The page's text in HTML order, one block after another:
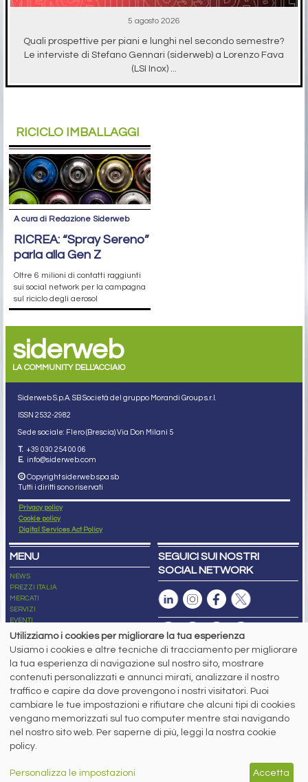
5 agosto 2026
Quali prospettive per piani e lunghi nel secondo semestre?
Le interviste di Stefano Gennari (siderweb) a Lorenzo Fava
(LSI Inox) ...
RICICLO IMBALLAGGI
A cura di Redazione Siderweb
RICREA: “Spray Sereno”
parla alla Gen Z
Oltre 6 milioni di contatti raggiunti
sui social network per la campagna
sul riciclo degli aerosol
siderweb
LA COMMUNITY DELL'ACCIAIO
Siderweb S.p.A. SB Società del gruppo Morandi Group s.r.l.
ISSN 2532-2982
Sede sociale: Flero (Brescia) Via Don Milani 5
T. +39 030 254 00 06
E. info@siderweb.com
Copyright siderweb spa sb
Tutti i diritti sono riservati
Privacy policy
Cookie policy
Digital Services Act Policy
MENU
NEWS
PREZZI ITALIA
MERCATI
SERVIZI
EVENTI
ABBONAMENTI
NEWSLETTER
SEGUICI SUI NOSTRI
SOCIAL NETWORK
Capitale Sociale: 190.000€ interamente versato
Registro delle Imprese di Brescia
Codice Fiscale e Partita I.V.A.:IT03562320170
R.E.A. n. 419331
www.siderweb.com: Autorizzazione del Tribunale di Brescia n. 11/2004 del 17
marzo 2004, Iscrizione al R.O.C. n. 26116.
Direttrice Responsabile:
Elisa Bonomelli
Stefano Gennari
Utilizziamo i cookies per migliorare la tua esperienza
Usiamo i cookies e altre tecniche di tracciamento per migliorare
la tua esperienza di navigazione sul nostro sito, mostrare
contenuti personalizzati e annunci mirati, analizzare il nostro
traffico e capire da dove provengono i nostri visitatori. Puoi
cambiare le tue impostazioni e rifiutare che alcuni tipi di cookies
vengano memorizzati sul tuo computer mentre stai navigando
nel nostro sito web. Per saperne di più, leggi la nostra cookie
policy.
Personalizza le impostazioni Accetta